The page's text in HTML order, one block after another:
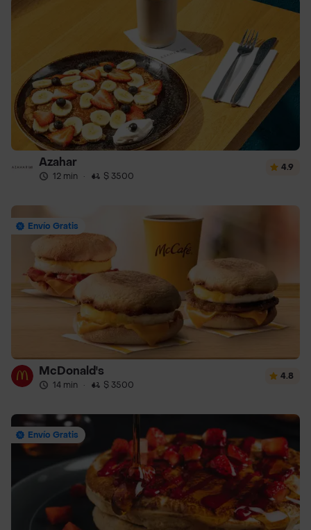
Azahar
12 min · $ 3500
4.9
Envío Gratis
McDonald's
14 min · $ 3500
4.8
Envío Gratis